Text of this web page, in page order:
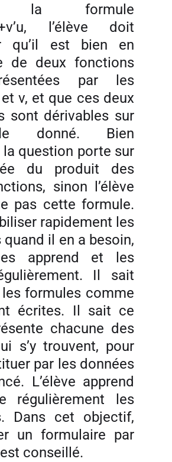
la formule
l’élève doit
qu’il est bien en
de deux fonctions
par les
v, et que ces deux
sont dérivables sur
donné. Bien
la question porte sur
du produit des
sinon l’élève
pas cette formule.
rapidement les
il en a besoin,
les apprend et les
Il sait
formules comme
écrites. Il sait ce
chacune des
s’y trouvent, pour
par les données
L’élève apprend
régulièrement les
Dans cet objectif,
un formulaire par
conseillé.